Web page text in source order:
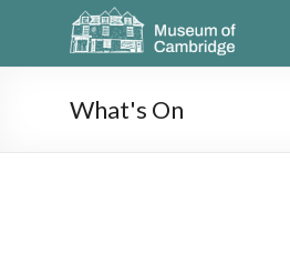
What's On